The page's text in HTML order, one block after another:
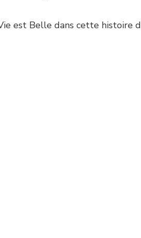
est Belle dans cette histoire